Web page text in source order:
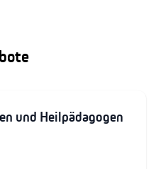
und Heilpädagogen